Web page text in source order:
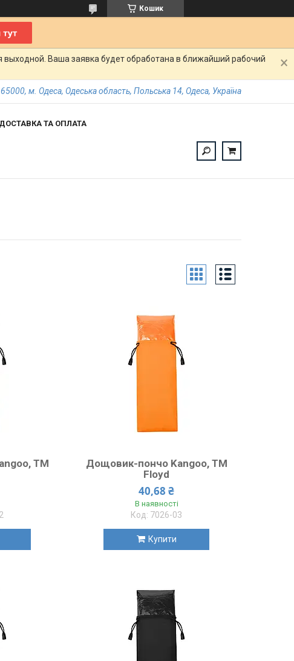
Кошик
Ваша заявка будет обработана в ближайший рабочий
65000, м. Одеса, Одеська область, Польська 14, Одеса, Україна
ДОСТАВКА ТА ОПЛАТА
TM
Дощовик-пончо Kangoo, TM
Floyd
40,68 ₴
В наявності
7026-03
Купити